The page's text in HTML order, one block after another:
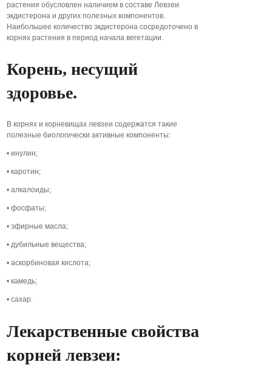
растения обусловлен наличием в составе Левзеи
экдистерона и других полезных компонентов.
Наибольшее количество экдистерона сосредоточено в
корнях растения в период начала вегетации.
Корень, несущий
здоровье.
В корнях и корневищах левзеи содержатся такие
полезные биологически активные компоненты:
• инулин;
• каротин;
• алкалоиды;
• фосфаты;
• эфирные масла;
• дубильные вещества;
• аскорбиновая кислота;
• камедь;
• сахар.
Лекарственные свойства
корней левзеи: